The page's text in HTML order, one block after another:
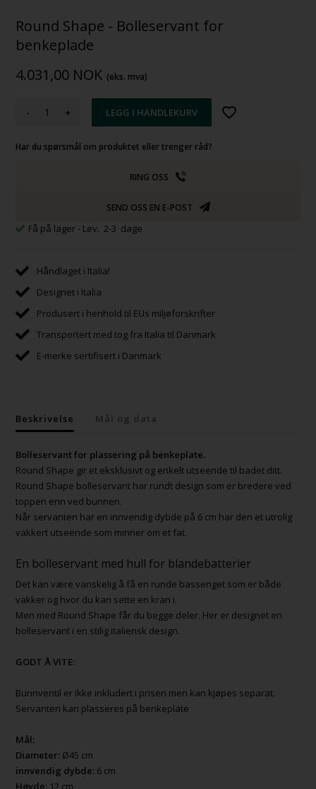
Round Shape - Bolleservant for
benkeplade
4.031,00 NOK (eks. mva)
- +
Har du spørsmål om produktet eller trenger råd?
RING OSS
SEND OSS EN E-POST
Få på lager - Lev. 2-3 dage
Håndlaget i Italia!
Designet i Italia
Produsert i henhold til EUs miljøforskrifter
Transportert med tog fra Italia til Danmark
E-merke sertifisert i Danmark
Beskrivelse Mål og data
Bolleservant for plassering på benkeplate.
Round Shape gir et eksklusivt og enkelt utseende til badet ditt.
Round Shape bolleservant har rundt design som er bredere ved
toppen enn ved bunnen.
Når servanten har en innvendig dybde på 6 cm har den et utrolig
vakkert utseende som minner om et fat.
En bolleservant med hull for blandebatterier
Det kan være vanskelig å få en runde bassenget som er både
vakker og hvor du kan sette en kran i.
Men med Round Shape får du begge deler. Her er designet en
bolleservant i en stilig italiensk design.
GODT Å VITE:
Bunnventil er ikke inkludert i prisen men kan kjøpes separat.
Servanten kan plasseres på benkeplate
Mål:
Diameter: Ø45 cm
innvendig dybde: 6 cm
Høyde: 12 cm